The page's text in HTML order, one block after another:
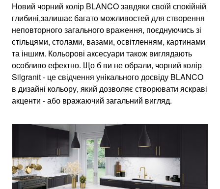
Новий чорний колір BLANCO завдяки своїй спокійній
глибині,залишає багато можливостей для створення
неповторного загального враження, поєднуючись зі
стільцями, столами, вазами, освітленням, картинами
та іншим. Кольорові аксесуари також виглядають
особливо ефектно. Що б ви не обрали, чорний колір
Silgranit - це свідчення унікального досвіду BLANCO
в дизайні кольору, який дозволяє створювати яскраві
акценти - або вражаючий загальний вигляд.